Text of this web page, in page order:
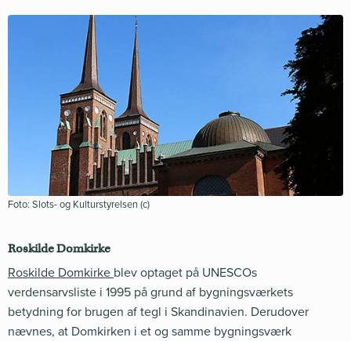
Foto: Slots- og Kulturstyrelsen (c)
Roskilde Domkirke
Roskilde Domkirke blev optaget på UNESCOs
verdensarvsliste i 1995 på grund af bygningsværkets
betydning for brugen af tegl i Skandinavien. Derudover
nævnes, at Domkirken i et og samme bygningsværk